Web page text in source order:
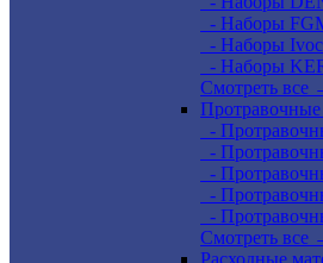
- Наборы
- Наборы
- Наборы
Смотреть все
Протравочные
-
-
-
-
-
Смотреть все
Расходные